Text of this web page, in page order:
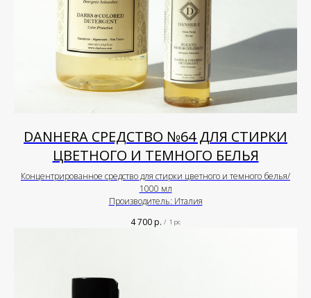
DANHERA СРЕДСТВО №64 ДЛЯ СТИРКИ
ЦВЕТНОГО И ТЕМНОГО БЕЛЬЯ
Концентрированное средство для стирки цветного и темного белья/
1000 мл
Производитель: Италия
4 700р. / 1 pc